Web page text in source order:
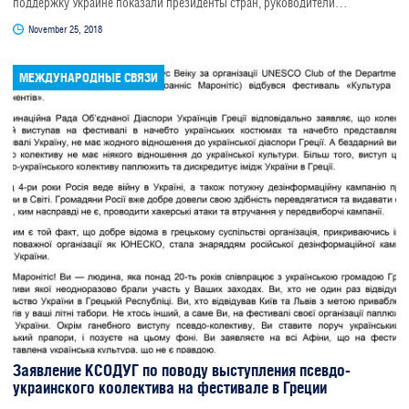
иностранных дел многих стран, отдельно следует отметить участие в
November 25, 2018
МЕЖДУНАРОДНЫЕ СВЯЗИ
Заявление КСОДУГ по поводу выступления псевдо-
украинского коолектива на фестивале в Греции